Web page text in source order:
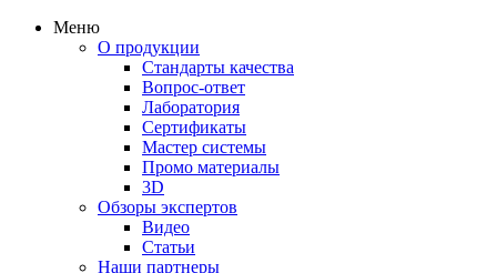
Меню
О продукции
Стандарты качества
Вопрос-ответ
Лаборатория
Сертификаты
Мастер системы
Промо материалы
3D
Обзоры экспертов
Видео
Статьи
Наши партнеры